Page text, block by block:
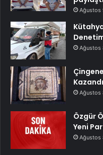
Ağustos
Ağustos
Ağustos
Özgür
Yeni
Ağustos